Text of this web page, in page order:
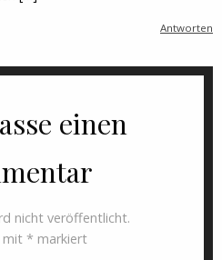
Antworten
einen
nicht veröffentlicht.
mit * markiert